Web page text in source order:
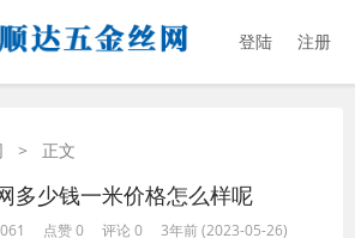
登陆 注册
> 正文
多少钱一米价格怎么样呢
点赞 0 评论 0 3年前 (2023-05-26)